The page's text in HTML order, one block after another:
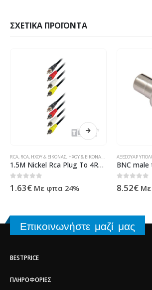
ΣΧΕΤΙΚΆ ΠΡΟΪΌΝΤΑ
ΠΛΗΡΟΦΟΡΙΚΉΣ - ΚΙΝΗΤΉΣ ΤΗΛΕΦΩΝΊΑΣ - ΗΛΕΚΤΡΟΝΙΚΆ
RCA, RCA, ΉΧΟΥ & ΕΙΚΌΝΑΣ, ΉΧΟΥ & ΕΙΚΌΝΑΣ , ΚΑΛΏΔΙΑ
1.5M Nickel Rca Plug To 4RCA Plug
0 out of 5
1.63€ Με φπα 24%
ΑΞΕΣΟΥΆΡ
0out of 5
8.52€
Επικοινωνήστε μαζί μας
BESTPRICE
ΠΛΗΡΟΦΟΡΊΕΣ